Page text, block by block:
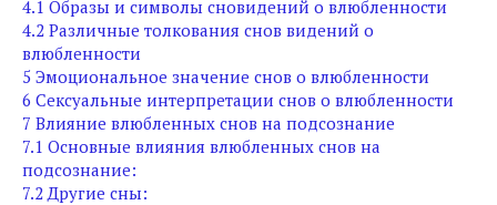
4.1 Образы и символы сновидений о влюбленности
4.2 Различные толкования снов видений о
влюбленности
5 Эмоциональное значение снов о влюбленности
6 Сексуальные интерпретации снов о влюбленности
7 Влияние влюбленных снов на подсознание
7.1 Основные влияния влюбленных снов на
подсознание:
7.2 Другие сны: